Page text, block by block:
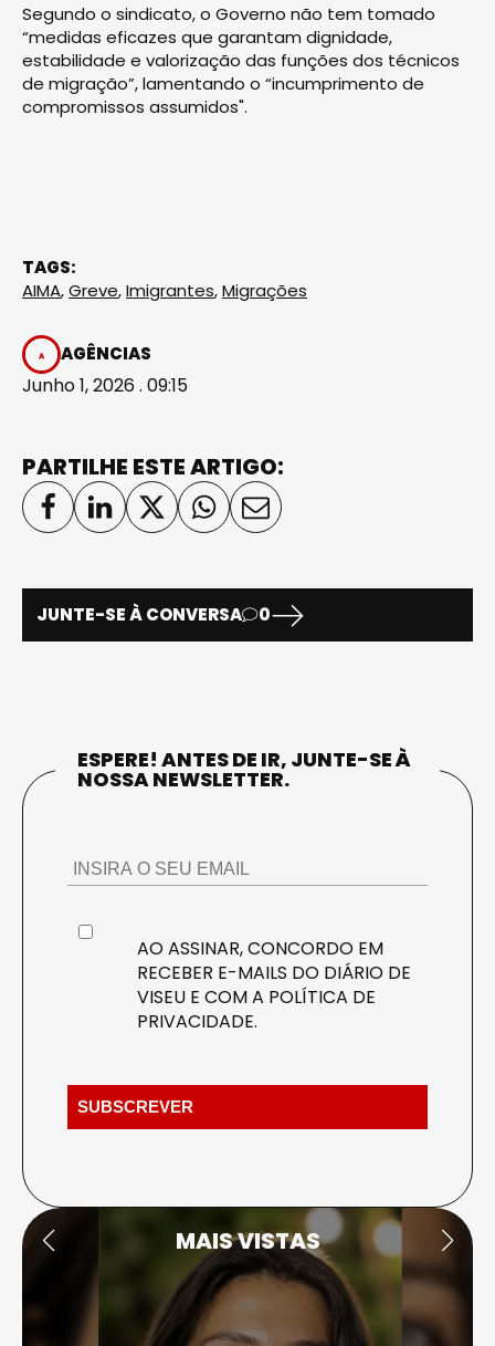
Segundo o sindicato, o Governo não tem tomado
“medidas eficazes que garantam dignidade,
estabilidade e valorização das funções dos técnicos
de migração”, lamentando o “incumprimento de
compromissos assumidos".
TAGS:
AIMA,Greve,Imigrantes,Migrações
AGÊNCIAS
Junho 1, 2026 . 09:15
PARTILHE ESTE ARTIGO:
JUNTE-SE À CONVERSA 0
ESPERE! ANTES DE IR, JUNTE-SE À
NOSSA NEWSLETTER.
AO ASSINAR, CONCORDO EM
RECEBER E-MAILS DO DIÁRIO DE
VISEU E COM A POLÍTICA DE
PRIVACIDADE.
MAIS VISTAS